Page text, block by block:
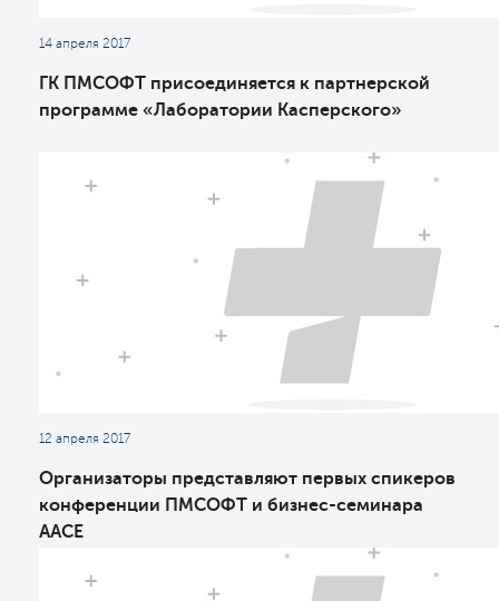
14 апреля 2017
ГК ПМСОФТ присоединяется к партнерской
программе «Лаборатории Касперского»
12 апреля 2017
Организаторы представляют первых спикеров
конференции ПМСОФТ и бизнес-семинара
AACE